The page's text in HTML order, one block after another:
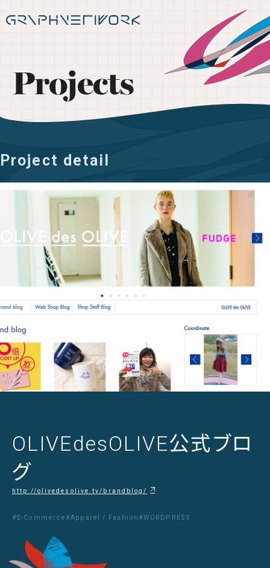
Projects
Project detail
OLIVEdesOLIVE公式ブロ
グ
http://olivedesolive.tv/brandblog/
#E-Commerce #Apparel / Fashion #WORDPRESS